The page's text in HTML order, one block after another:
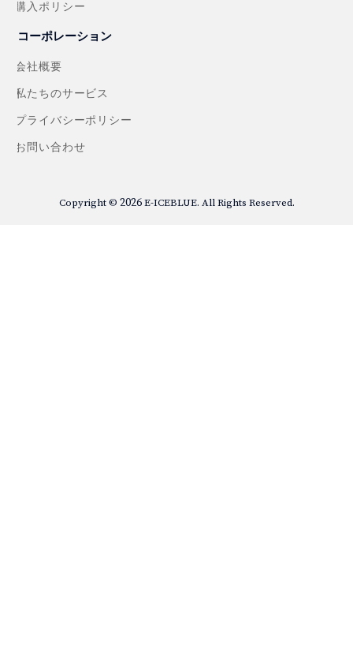
購入ポリシー
コーポレーション
会社概要
私たちのサービス
プライバシーポリシー
お問い合わせ
Copyright © 2026E-ICEBLUE. All Rights Reserved.